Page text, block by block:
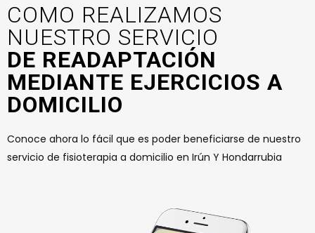
COMO REALIZAMOS
NUESTRO SERVICIO
DE READAPTACIÓN
MEDIANTE EJERCICIOS A
DOMICILIO
Conoce ahora lo fácil que es poder beneficiarse de nuestro
servicio de fisioterapia a domicilio en Irún Y Hondarrubia